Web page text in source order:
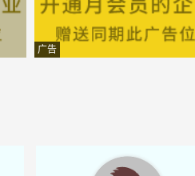
-海晏
-海晏
广告